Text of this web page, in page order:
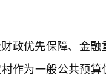
政优先保障、金
作为一般公共预